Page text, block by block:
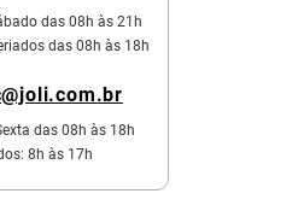
das 08h às 21h
das 08h às 18h
das 08h às 18h
8h às 17h